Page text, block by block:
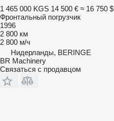
1 465 000 KGS 14 500 € ≈ 16 750 $
Фронтальный погрузчик
1996
2 800 км
2 800 м/ч
Нидерланды, BERINGE
BR Machinery
Связаться с продавцом